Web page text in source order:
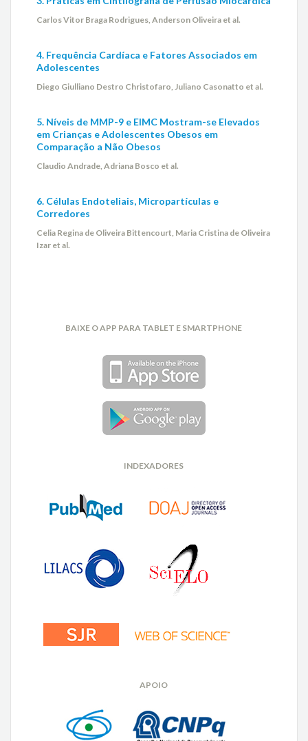
Carlos Vitor Braga Rodrigues, Anderson Oliveira et al.
4. Frequência Cardíaca e Fatores Associados em
Adolescentes
Diego Giulliano Destro Christofaro, Juliano Casonatto et al.
5. Níveis de MMP-9 e EIMC Mostram-se Elevados
em Crianças e Adolescentes Obesos em
Comparação a Não Obesos
Claudio Andrade, Adriana Bosco et al.
6. Células Endoteliais, Micropartículas e
Corredores
Celia Regina de Oliveira Bittencourt, Maria Cristina de Oliveira
Izar et al.
BAIXE O APP PARA TABLET E SMARTPHONE
INDEXADORES
APOIO